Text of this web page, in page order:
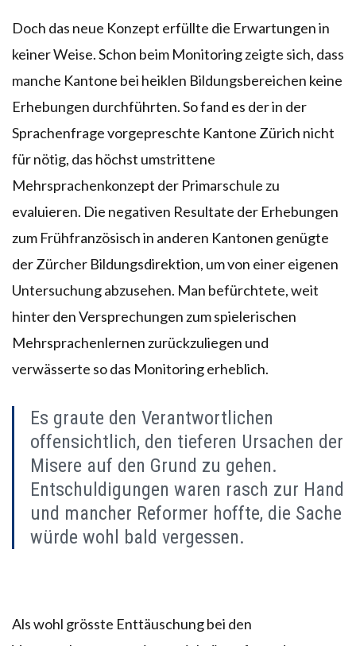
Doch das neue Konzept erfüllte die Erwartungen in
keiner Weise. Schon beim Monitoring zeigte sich, dass
manche Kantone bei heiklen Bildungsbereichen keine
Erhebungen durchführten. So fand es der in der
Sprachenfrage vorgepreschte Kantone Zürich nicht
für nötig, das höchst umstrittene
Mehrsprachenkonzept der Primarschule zu
evaluieren. Die negativen Resultate der Erhebungen
zum Frühfranzösisch in anderen Kantonen genügte
der Zürcher Bildungsdirektion, um von einer eigenen
Untersuchung abzusehen. Man befürchtete, weit
hinter den Versprechungen zum spielerischen
Mehrsprachenlernen zurückzuliegen und
verwässerte so das Monitoring erheblich.
Es graute den Verantwortlichen
offensichtlich, den tieferen Ursachen der
Misere auf den Grund zu gehen.
Entschuldigungen waren rasch zur Hand
und mancher Reformer hoffte, die Sache
würde wohl bald vergessen.
Als wohl grösste Enttäuschung bei den